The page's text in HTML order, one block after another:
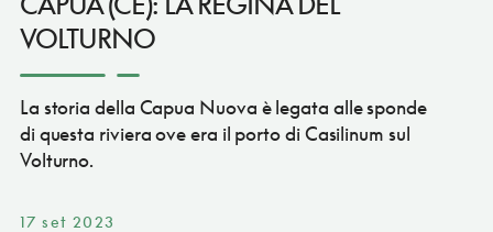
VOLTURNO
La storia della Capua Nuova è legata alle sponde
di questa riviera ove era il porto di Casilinum sul
Volturno.
17 set 2023